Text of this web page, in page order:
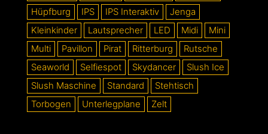
Hüpfburg
IPS IPS Interaktiv
Jenga
Kleinkinder
Lautsprecher LED Midi
Mini
Multi
Pavillon Pirat Ritterburg
Rutsche
Seaworld
Selfiespot Skydancer
Slush Ice
Slush Maschine
Standard
Stehtisch
Torbogen
Unterlegplane Zelt